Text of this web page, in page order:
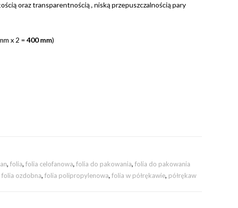
oraz transparentnością , niską przepuszczalnością pary
x 2 = 400 mm)
, folia, folia celofanowa, folia do pakowania, folia do pakowania
folia ozdobna, folia polipropylenowa, folia w półrękawie, półrękaw